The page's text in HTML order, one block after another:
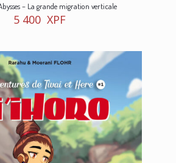
– La grande migration verticale
5 400 XPF